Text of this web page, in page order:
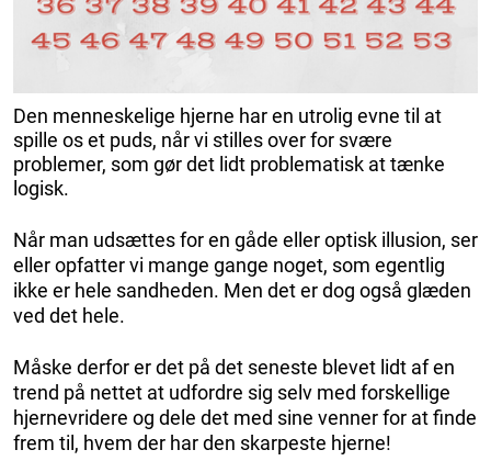
Den menneskelige hjerne har en utrolig evne til at
spille os et puds, når vi stilles over for svære
problemer, som gør det lidt problematisk at tænke
logisk.
Når man udsættes for en gåde eller optisk illusion, ser
eller opfatter vi mange gange noget, som egentlig
ikke er hele sandheden. Men det er dog også glæden
ved det hele.
Måske derfor er det på det seneste blevet lidt af en
trend på nettet at udfordre sig selv med forskellige
hjernevridere og dele det med sine venner for at finde
frem til, hvem der har den skarpeste hjerne!